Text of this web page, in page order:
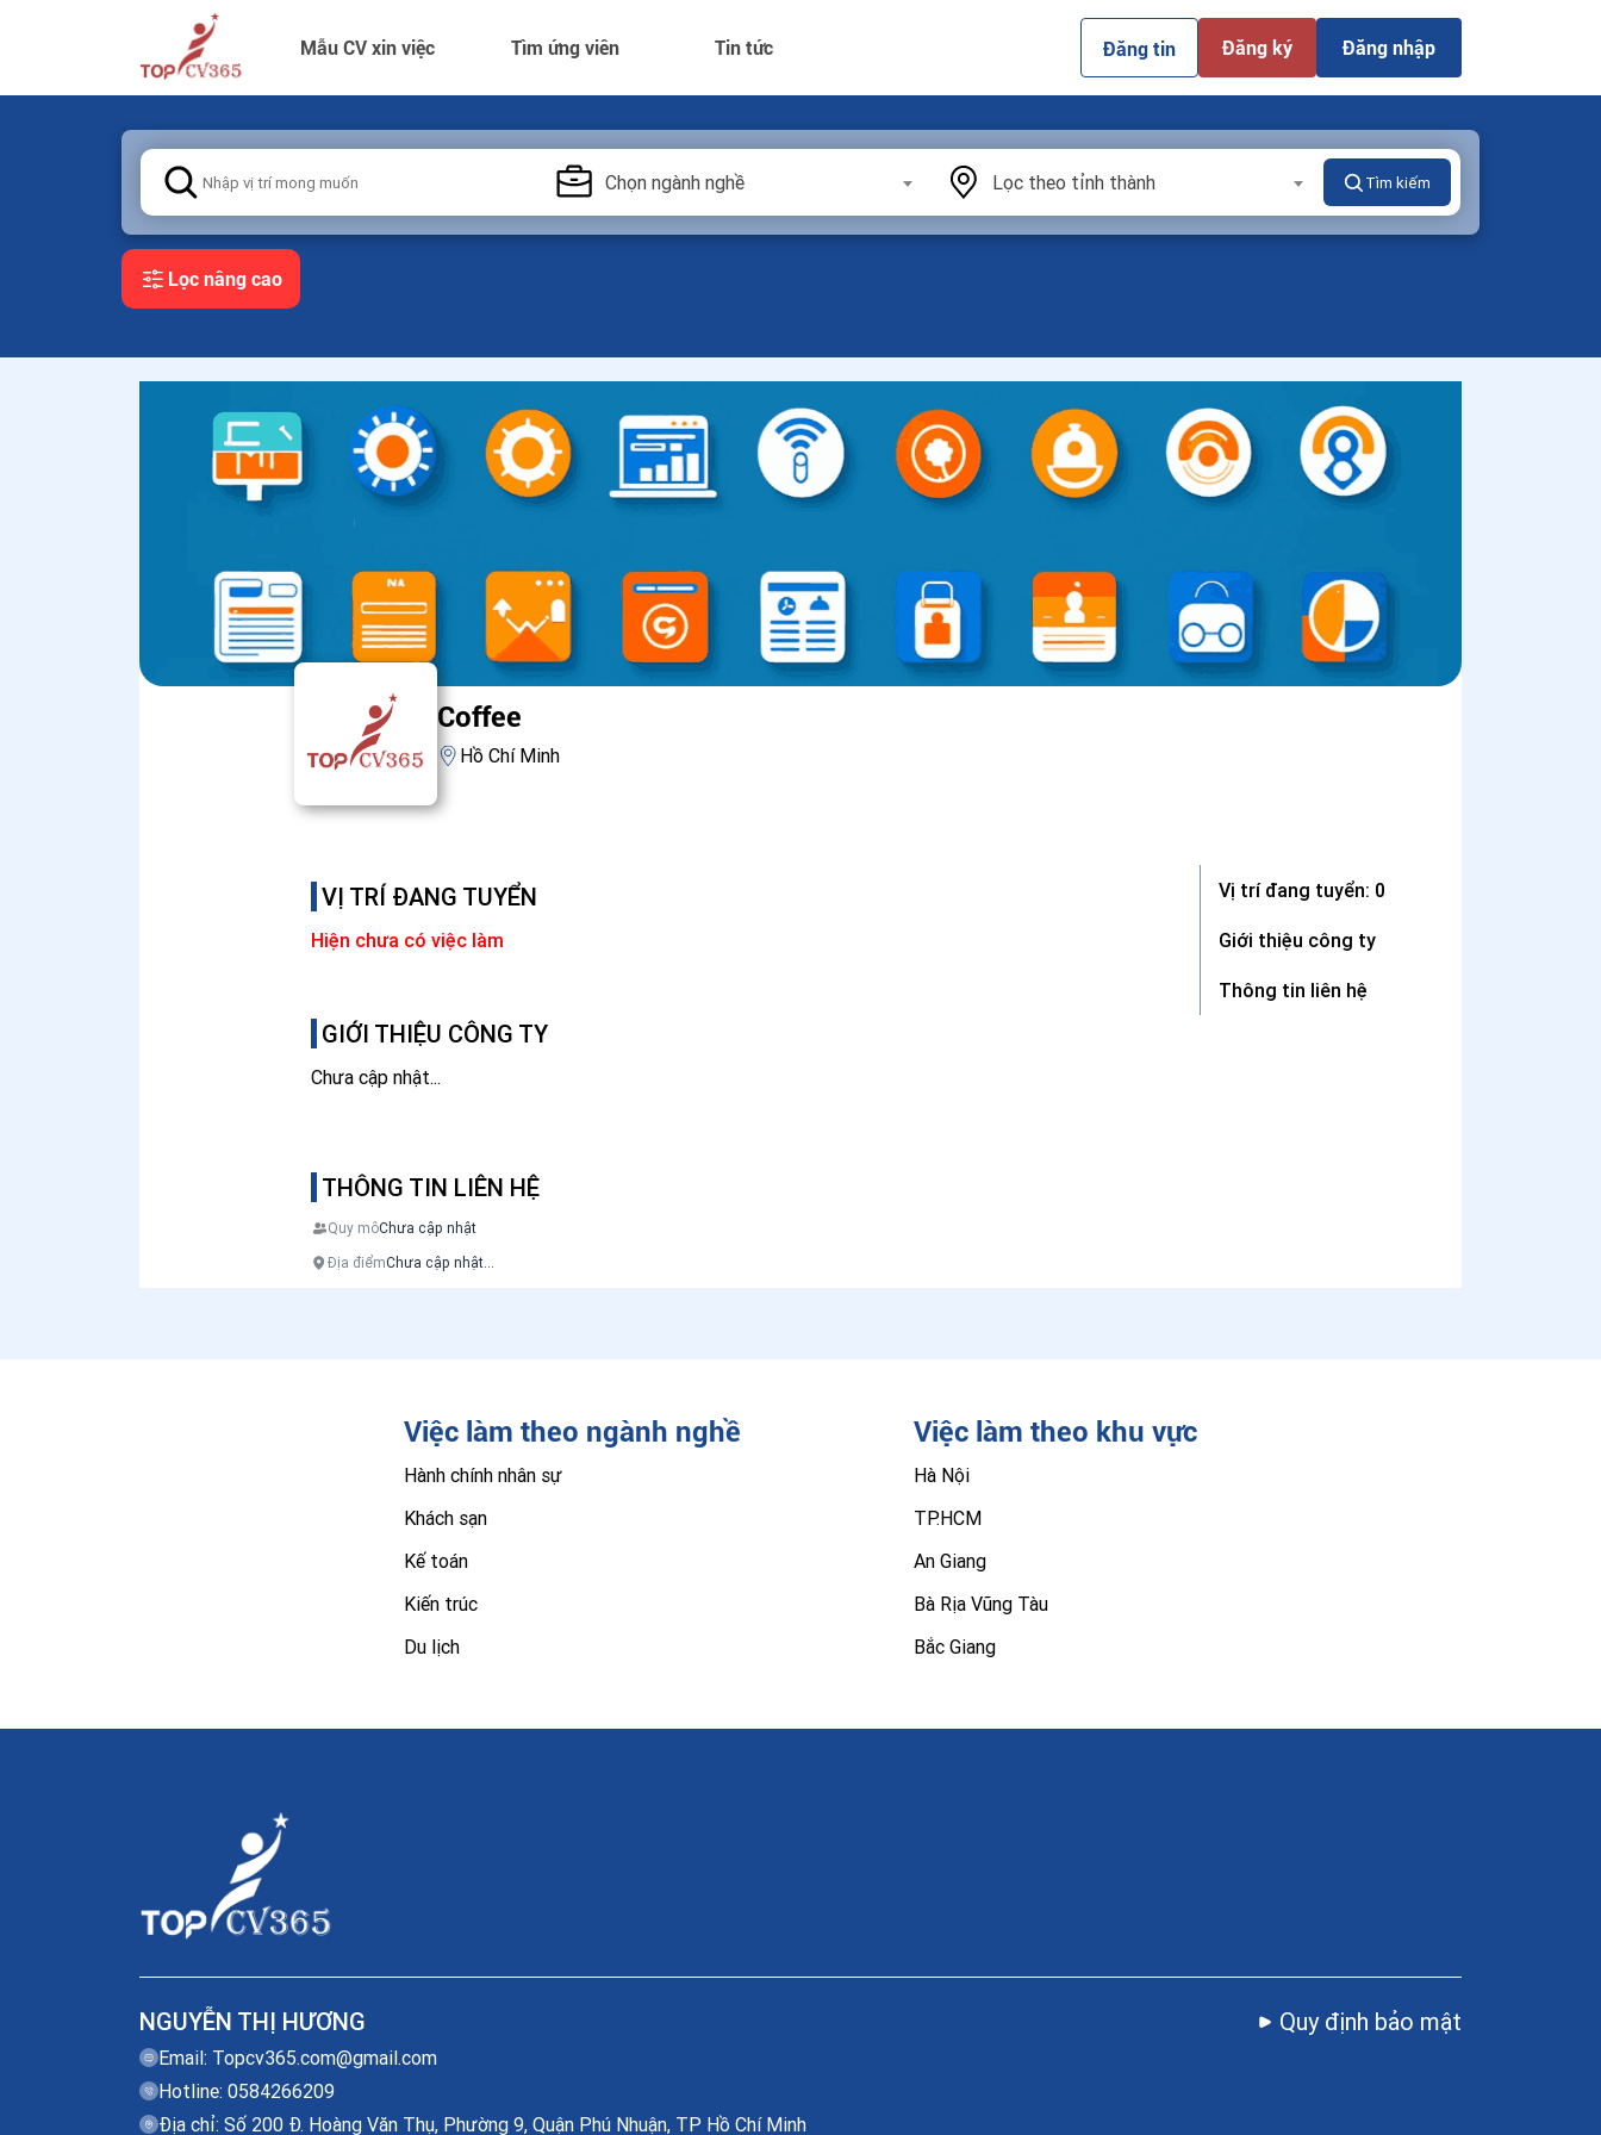
Mẫu CV xin việc Tìm ứng viên Tin tức Đăng tin Đăng ký Đăng nhập
Chọn ngành nghề Lọc theo tỉnh thành Tìm kiếm
Lọc nâng cao
Coffee
Hồ Chí Minh
VỊ TRÍ ĐANG TUYỂN
Hiện chưa có việc làm
GIỚI THIỆU CÔNG TY
Chưa cập nhật...
THÔNG TIN LIÊN HỆ
Quy môChưa cập nhật
Địa điểmChưa cập nhật...
Vị trí đang tuyển: 0
Giới thiệu công ty
Thông tin liên hệ
Việc làm theo ngành nghề
Hành chính nhân sự
Khách sạn
Kế toán
Kiến trúc
Du lịch
Việc làm theo khu vực
Hà Nội
TP.HCM
An Giang
Bà Rịa Vũng Tàu
Bắc Giang
NGUYỄN THỊ HƯƠNG
Email: Topcv365.com@gmail.com
Hotline: 0584266209
Địa chỉ: Số 200 Đ. Hoàng Văn Thụ, Phường 9, Quận Phú Nhuận, TP Hồ Chí Minh
Quy định bảo mật